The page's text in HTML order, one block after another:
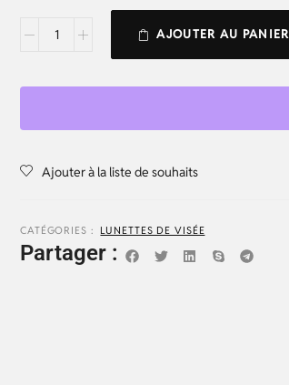
AJOUTER AU PANIER
Ajouter à la liste de souhaits
CATÉGORIES : LUNETTES DE VISÉE
Partager :